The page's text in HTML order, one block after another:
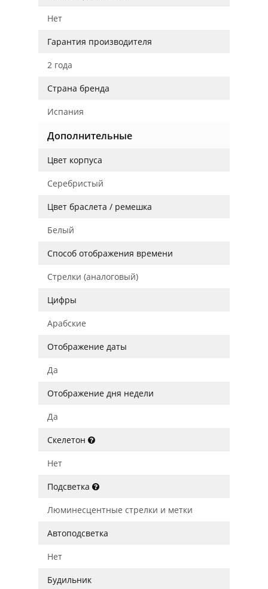
Нет
Гарантия производителя
2 года
Страна бренда
Испания
Дополнительные
Цвет корпуса
Серебристый
Цвет браслета / ремешка
Белый
Способ отображения времени
Стрелки (аналоговый)
Цифры
Арабские
Отображение даты
Да
Отображение дня недели
Да
Скелетон
Нет
Подсветка
Люминесцентные стрелки и метки
Автоподсветка
Нет
Будильник